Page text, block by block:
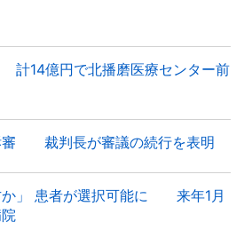
14億円で北播磨医療センター前
審 裁判長が審議の続行を表明
か」 患者が選択可能に 来年1月